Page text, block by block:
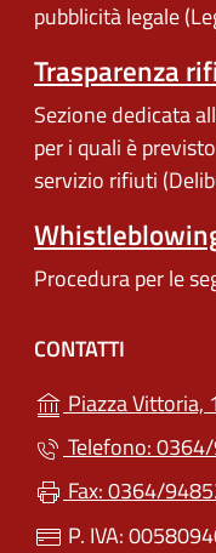
pubblicità legale
Trasparenza
Sezione dedicata
per i quali è
servizio rifiuti
Procedura per le
CONTATTI
Piazza Vittoria,
Telefono:
Fax: 0364/
P. IVA: